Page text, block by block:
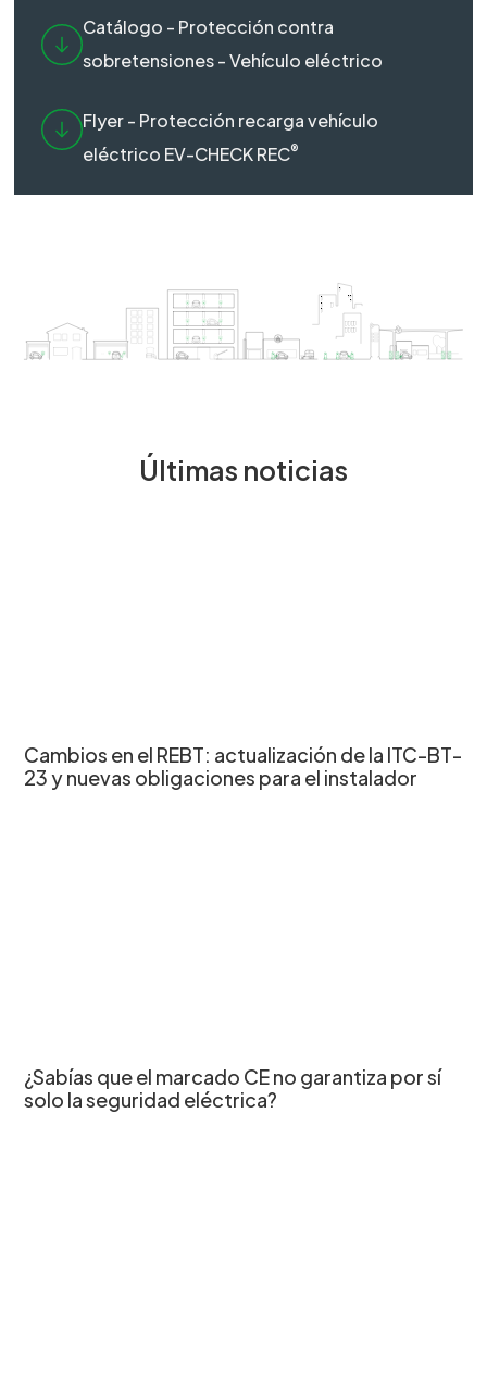
Catálogo - Protección contra
sobretensiones - Vehículo eléctrico
Flyer - Protección recarga vehículo
eléctrico EV-CHECK REC®
Últimas noticias
Cambios en el REBT: actualización de la ITC-BT-
23 y nuevas obligaciones para el instalador
¿Sabías que el marcado CE no garantiza por sí
solo la seguridad eléctrica?